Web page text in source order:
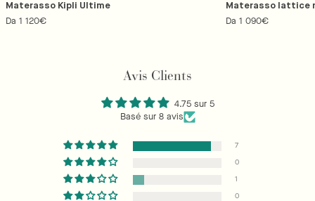
Materasso Kipli Ultime
Prezzo
Da 1 120€
Materasso lattice
Prezzo
Da 1 090€
Avis Clients
4.75 sur 5
Basé sur 8 avis
7
0
1
0